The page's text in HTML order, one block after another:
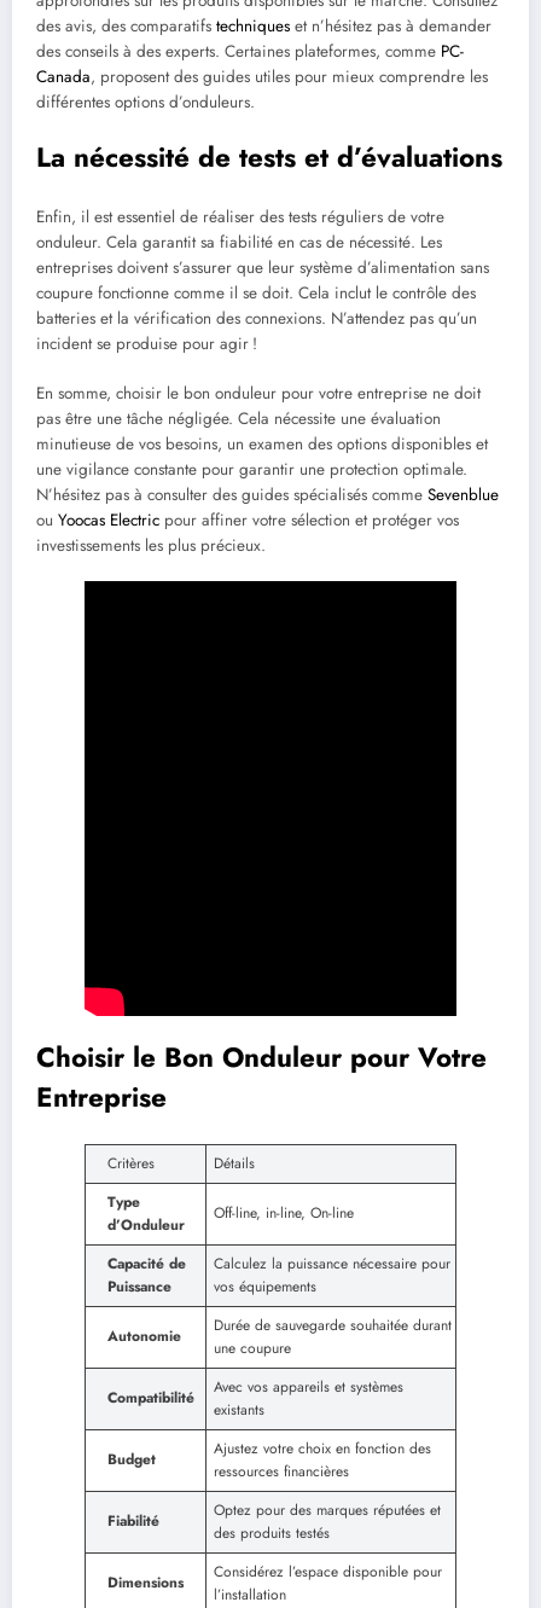
des avis, des comparatifs techniques et n’hésitez pas à demander
des conseils à des experts. Certaines plateformes, comme PC-
Canada, proposent des guides utiles pour mieux comprendre les
différentes options d’onduleurs.
La nécessité de tests et d’évaluations
Enfin, il est essentiel de réaliser des tests réguliers de votre
onduleur. Cela garantit sa fiabilité en cas de nécessité. Les
entreprises doivent s’assurer que leur système d’alimentation sans
coupure fonctionne comme il se doit. Cela inclut le contrôle des
batteries et la vérification des connexions. N’attendez pas qu’un
incident se produise pour agir !
En somme, choisir le bon onduleur pour votre entreprise ne doit
pas être une tâche négligée. Cela nécessite une évaluation
minutieuse de vos besoins, un examen des options disponibles et
une vigilance constante pour garantir une protection optimale.
N’hésitez pas à consulter des guides spécialisés comme Sevenblue
ou Yoocas Electric pour affiner votre sélection et protéger vos
investissements les plus précieux.
Choisir le Bon Onduleur pour Votre
Entreprise
Critères
Détails
Type
d’Onduleur
Off-line, in-line, On-line
Capacité de
Puissance
Calculez la puissance nécessaire pour
vos équipements
Autonomie
Durée de sauvegarde souhaitée durant
une coupure
Compatibilité
Avec vos appareils et systèmes
existants
Budget
Ajustez votre choix en fonction des
ressources financières
Fiabilité
Optez pour des marques réputées et
des produits testés
Dimensions
Considérez l’espace disponible pour
l’installation